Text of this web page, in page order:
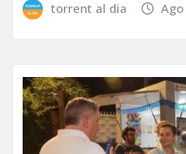
torrent al dia